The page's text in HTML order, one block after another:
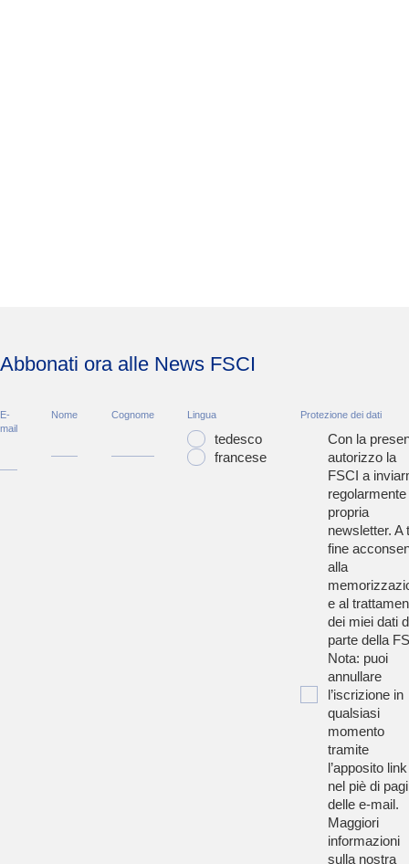
Abbonati ora alle News FSCI
E-
mail
Nome Cognome Lingua
tedesco
francese
Protezione dei dati
Con la
autorizzo la
FSCI a
regolarmente
propria
newsletter. A
fine
alla
e al
dei miei dati
parte della
Nota: puoi
annullare
l’iscrizione in
qualsiasi
momento
tramite
l’apposito link
nel piè di
delle e-mail.
Maggiori
informazioni
sulla nostra